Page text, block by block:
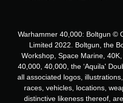
Warhammer 40,000: Boltgun ©
Limited 2022. Boltgun, the
Workshop, Space Marine,
40,000, 40,000, the ‘Aquila'
all associated logos,
races, vehicles, locations,
distinctive likeness thereof,